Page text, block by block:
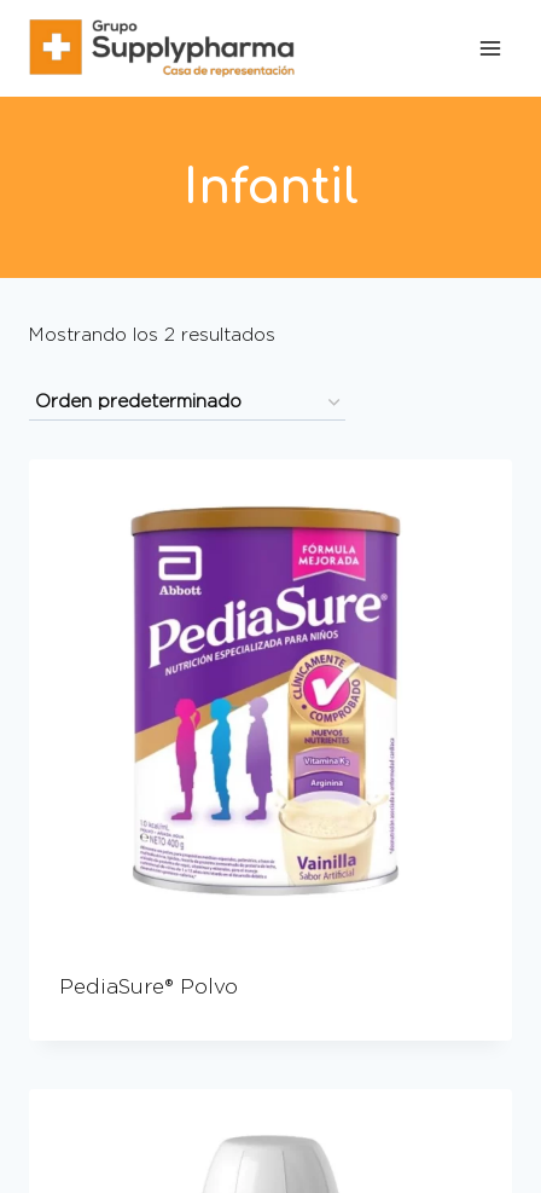
Infantil
Mostrando los 2 resultados
PediaSure® Polvo